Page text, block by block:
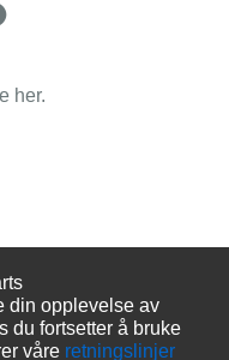
her.
din opplevelse av
du fortsetter å bruke
våre retningslinjer